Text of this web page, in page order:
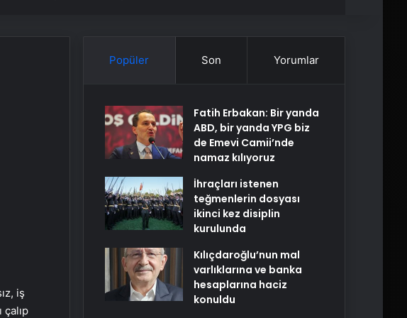
iş
Popüler Son Yorumlar
Fatih Erbakan: Bir yanda
ABD, bir yanda YPG biz
de Emevi Camii’nde
namaz kılıyoruz
İhraçları istenen
teğmenlerin dosyası
ikinci kez disiplin
kurulunda
Kılıçdaroğlu’nun mal
varlıklarına ve banka
hesaplarına haciz
konuldu